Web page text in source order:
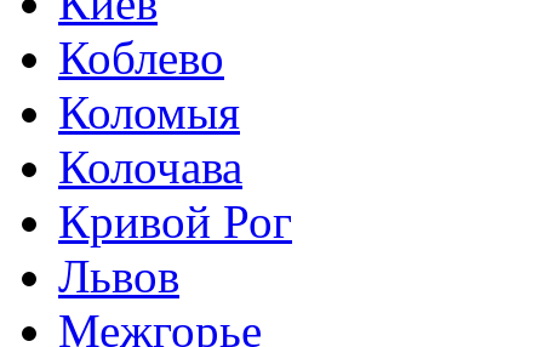
Коблево
Коломыя
Колочава
Кривой Рог
Львов
Межгорье